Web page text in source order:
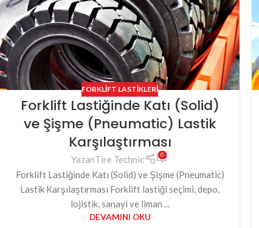
FORKLIFT LASTIKLERI
Forklift Lastiğinde Katı (Solid)
ve Şişme (Pneumatic) Lastik
Karşılaştırması
YazanTire Technic 0
Forklift Lastiğinde Katı (Solid) ve Şişme (Pneumatic)
Lastik Karşılaştırması Forklift lastiği seçimi, depo,
lojistik, sanayi ve liman ...
DEVAMINI OKU